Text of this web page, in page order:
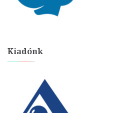
Kiadónk